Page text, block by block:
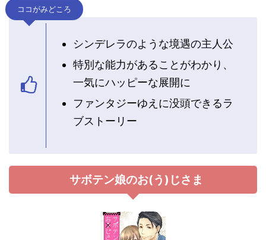
ココがみどころ
シンデレラのような境遇の主人公
特別な能力があることがわかり、
一気にハッピーな展開に
ファンタジーゆえに没頭できるラ
ブストーリー
サボテン娘のお(う)じさま